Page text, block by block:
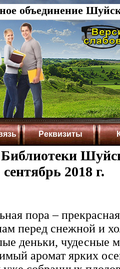
объединение
Реквизиты
сентябрь 2018 г.
пора –
перед снежной и
деньки, чудесные
аромат ярких